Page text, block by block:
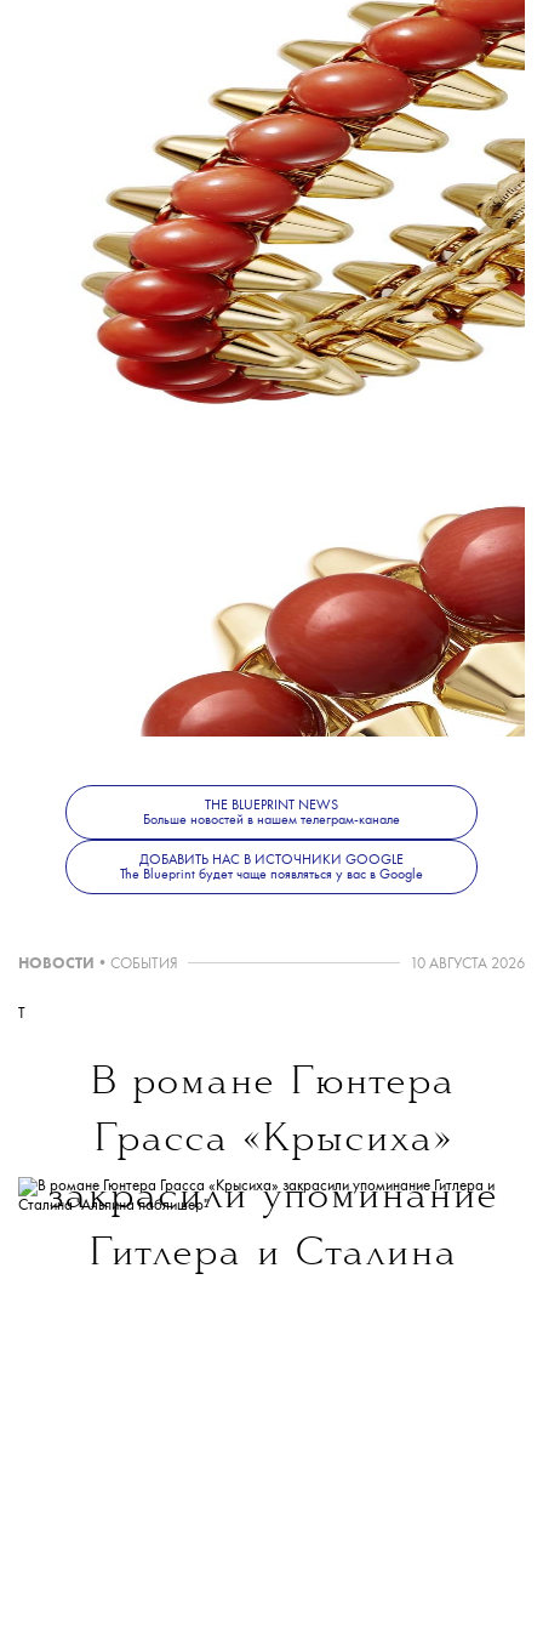
Cartier, в которую вошли 15 украшений геометричных форм.
Они выполнены из розового золота, часть украшена
бриллиантами, а также есть браслет, кольцо и серьги с
шариками красного коралла. В новой коллекции три
классических для Cartier декоративных элемента – шипы,
бусины и квадратные clou carré – использованные в новом
прочтении. За счет сочетания острых и круглых форм,
геометричных частей и их подвижного соединения (его
обеспечивает шарнирный механизм, разработанный в
мастерской Cartier), коллекция отражает идею дуальности.
Эту же идею продолжает кампания, главной героиней
которой стала актриса Кая Скоделарио.
THE BLUEPRINT NEWS
Больше новостей в нашем телеграм-канале
ДОБАВИТЬ НАС В ИСТОЧНИКИ GOOGLE
The Blueprint будет чаще появляться у вас в Google
НОВОСТИ • СОБЫТИЯ 10 АВГУСТА 2026
T
В романе Гюнтера
Грасса «Крысиха»
закрасили упоминание
Гитлера и Сталина